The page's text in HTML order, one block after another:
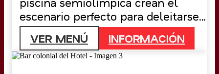
escenario perfecto para deleitarse
con una experiencia gastronómica
única, elegante y acogedora.
VER MENÚ INFORMACIÓN